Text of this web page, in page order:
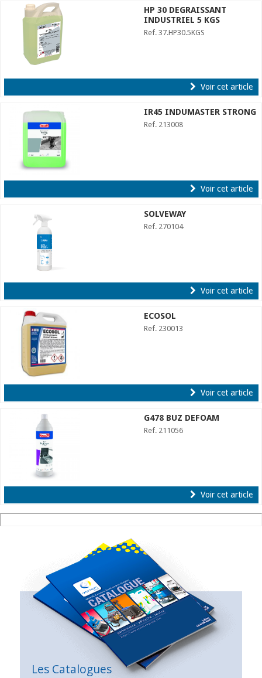
HP 30 DEGRAISSANT
INDUSTRIEL 5 KGS
Ref. 37.HP30.5KGS
Voir cet article
IR45 INDUMASTER STRONG
Ref. 213008
Voir cet article
SOLVEWAY
Ref. 270104
Voir cet article
ECOSOL
Ref. 230013
Voir cet article
G478 BUZ DEFOAM
Ref. 211056
Voir cet article
Les Catalogues